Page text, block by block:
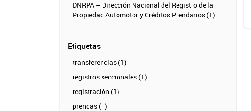
DNRPA – Dirección Nacional del Registro de la
Propiedad Automotor y Créditos Prendarios (1)
Etiquetas
transferencias (1)
registros seccionales (1)
registración (1)
prendas (1)